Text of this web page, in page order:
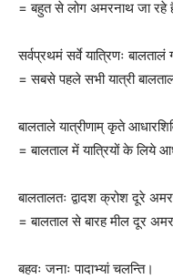
= बहुत से लोग अमरनाथ जा रहे
सर्वप्रथमं सर्वे यात्रिणः बालतालं
= सबसे पहले सभी यात्री
बालताले यात्रीणाम् कृते
= बालताल में यात्रियों के लिये
बालतालतः द्वादश क्रोश दूरे
= बालताल से बारह मील दूर
बहवः जनाः पादाभ्यां चलन्ति।